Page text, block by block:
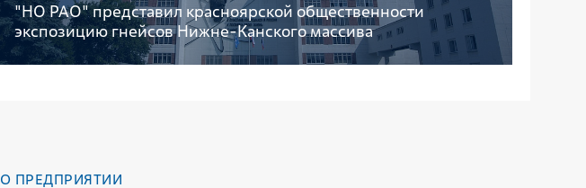
"НО РАО" представил красноярской общественности
экспозицию гнейсов Нижне-Канского массива
О ПРЕДПРИЯТИИ